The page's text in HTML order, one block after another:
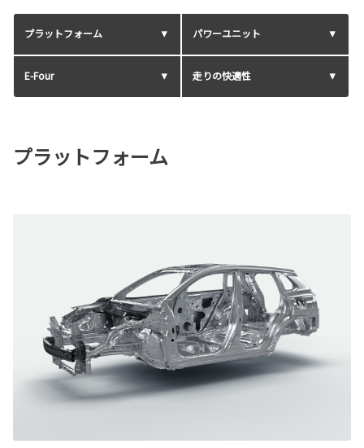
プラットフォーム パワーユニット
E-Four 走りの快適性
プラットフォーム